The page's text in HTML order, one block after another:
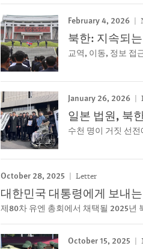
February 4, 2026
북한: 지속되
교역, 이동, 정보 접
January 26, 2026
일본 법원, 북
수천 명이 거짓 선
October 28, 2025 Letter
대한민국 대통령에게 보내
제80차 유엔 총회에서 채택될 2025년
October 15, 2025